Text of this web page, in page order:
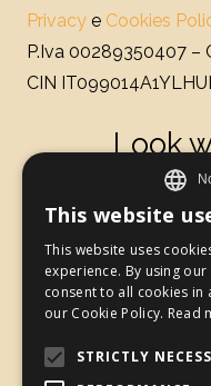
Privacy e Cookies
P.Iva 00289350407
CIN
Look
This website
This website uses
experience. By using
consent to all cookies in
our Cookie Policy. Read
STRICTLY